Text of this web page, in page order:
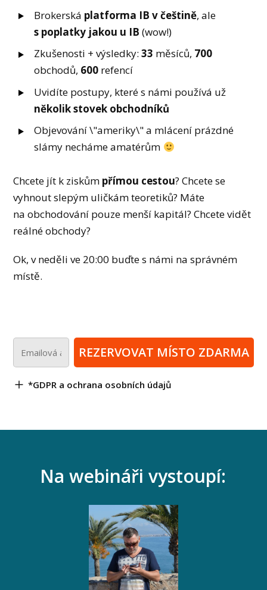
Brokerská platforma IB v češtině, ale
s poplatky jakou u IB (wow!)
Zkušenosti + výsledky: 33 měsíců, 700
obchodů, 600 refencí
Uvidíte postupy, které s námi používá už
několik stovek obchodníků
Objevování \"ameriky\" a mlácení prázdné
slámy necháme amatérům
Chcete jít k ziskům přímou cestou? Chcete se
vyhnout slepým uličkám teoretiků? Máte
na obchodování pouze menší kapitál? Chcete vidět
reálné obchody?
Ok, v neděli ve 20:00 buďte s námi na správném
místě.
REZERVOVAT MÍSTO ZDARMA
*GDPR a ochrana osobních údajů
Na webináři vystoupí: